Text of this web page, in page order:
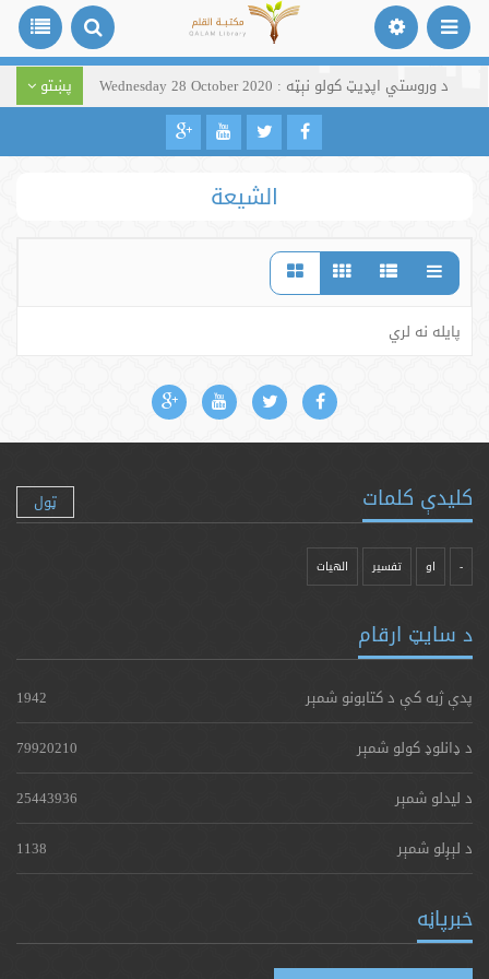
د وروستي اپډیټ کولو نېټه : Wednesday 28 October 2020 پښتو
الشيعة
پایله نه لري
کلیدې کلمات ټول
- او تفسیر الهیات
د سایټ ارقام
پدې ژبه کې د کتابونو شمېر
1942
د ډانلوډ کولو شمېر
79920210
د لیدلو شمېر
25443936
د لېږلو شمېر
1138
خبرپاڼه